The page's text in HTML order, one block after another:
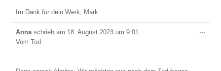
Im Dank für dein Werk, Mark
Annaschrieb am 18. August 2023 um 9:01
Vom Tod
...